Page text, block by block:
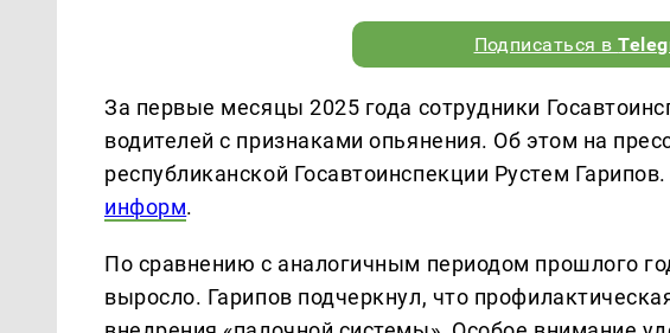
Подписаться в
За первые месяцы 2025 года сотрудники
водителей с признаками опьянения. Об этом на
республиканской Госавтоинспекции Рустем
информ.
По сравнению с аналогичным периодом прошлого
выросло. Гарипов подчеркнул, что